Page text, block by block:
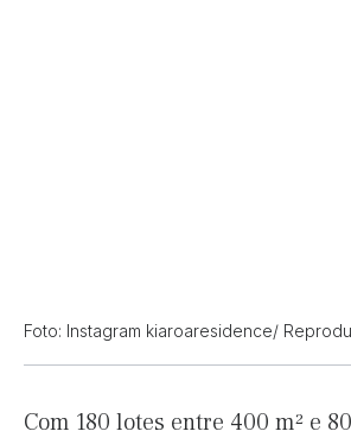
Foto: Instagram kiaroaresidence/
Com 180 lotes entre 400 m² e